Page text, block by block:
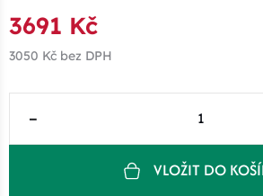
3691 Kč
3050 Kč bez DPH
–
VLOŽIT DO